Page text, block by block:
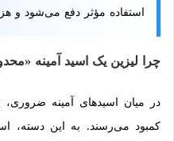
استفاده مؤثر دفع می‌شود و
چرا لیزین یک اسید آمینه
در میان اسیدهای آمینه
کمبود می‌رسند. به این دسته،